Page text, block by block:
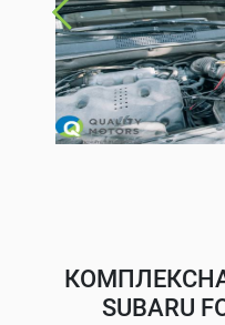
SUBARU